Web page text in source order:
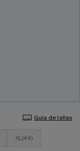
Guía de tallas
XL(44)